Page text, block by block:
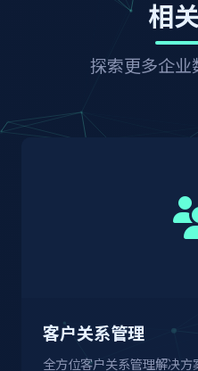
支持Excel、CSV等格式
实现统一身份认证。我
队，根据企业需求提供
速访问；4) 移动端功能
勤打卡、请假申请、审
核心功能；5) 消息推送
线操作，联网后自动同
时同步，确保员工随时
相
探索更多企
客户关系管理
全方位客户关系管理解决